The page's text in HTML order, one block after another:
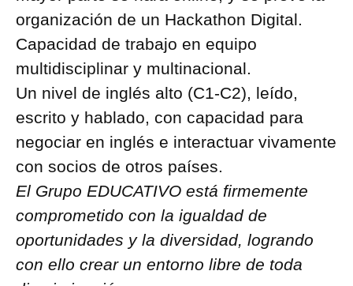
organización de un Hackathon Digital.
Capacidad de trabajo en equipo
multidisciplinar y multinacional.
Un nivel de inglés alto (C1-C2), leído,
escrito y hablado, con capacidad para
negociar en inglés e interactuar vivamente
con socios de otros países.
El Grupo EDUCATIVO está firmemente
comprometido con la igualdad de
oportunidades y la diversidad, logrando
con ello crear un entorno libre de toda